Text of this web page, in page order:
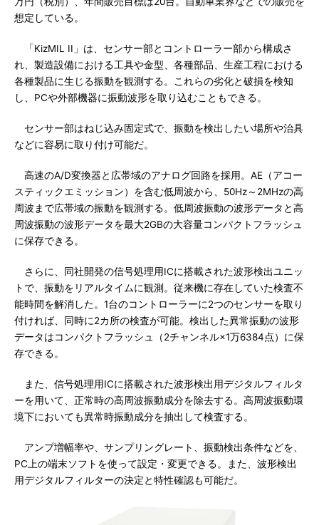
想定している。
「KizMIL II」は、センサー部とコントローラー部から構成さ
れ、製造設備における工具や金型、各種部品、生産工程における
各種製品に生じる振動を観測する。これらの劣化と破損を検知
し、PCや外部機器に振動波形を取り込むこともできる。
センサー部はねじ込み固定式で、振動を検出したい場所や治具
などに容易に取り付け可能だ。
高速のA/D変換器と広帯域のアナログ回路を採用。AE（アコー
スティックエミッション）を含む低周波から、50Hz～2MHzの高
周波まで広帯域の振動を観測する。低周波振動の波形データと高
周波振動の波形データを最大2GBの大容量コンパクトフラッシュ
に保存できる。
さらに、同社開発の信号処理用ICに搭載された波形検出ユニッ
トで、振動をリアルタイムに観測。従来機に存在していた検査不
能時間を解消した。1台のコントローラーに2つのセンサーを取り
付ければ、同時に2カ所の検査が可能。検出した異常振動の波形
データはコンパクトフラッシュ（2チャンネル×1万6384点）に保
存できる。
また、信号処理用ICに搭載された波形検出用デジタルフィルタ
ーを用いて、正常時の高周波振動成分を除去する。高周波振動環
境下においても異常時振動成分を抽出して検査する。
アンプ増幅率や、サンプリングレート、振動検出条件などを、
PC上の端末ソフトを使って設定・変更できる。また、波形検出
用デジタルフィルターの決定と特性確認も可能だ。